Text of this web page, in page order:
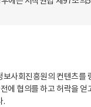
보사회진흥원의 컨텐츠를
에 협의를 하고 허락을
.